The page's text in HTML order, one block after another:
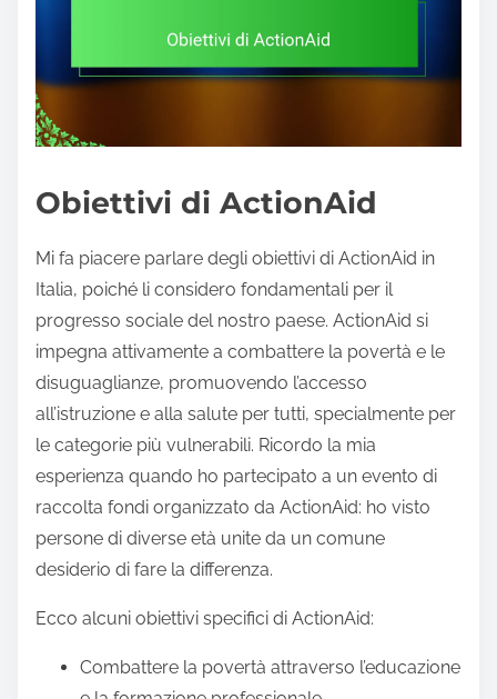
Obiettivi di ActionAid
Mi fa piacere parlare degli obiettivi di ActionAid in
Italia, poiché li considero fondamentali per il
progresso sociale del nostro paese. ActionAid si
impegna attivamente a combattere la povertà e le
disuguaglianze, promuovendo l’accesso
all’istruzione e alla salute per tutti, specialmente per
le categorie più vulnerabili. Ricordo la mia
esperienza quando ho partecipato a un evento di
raccolta fondi organizzato da ActionAid: ho visto
persone di diverse età unite da un comune
desiderio di fare la differenza.
Ecco alcuni obiettivi specifici di ActionAid:
Combattere la povertà attraverso l’educazione